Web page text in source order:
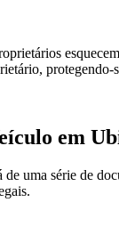
protegendo-
em
de uma série de